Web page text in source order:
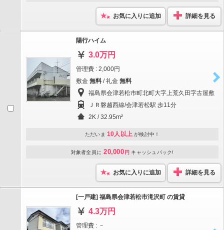
お気に入りに追加 詳細を見る
陽行ハイム
3.0万円
管理費 : 2,000円
敷金 無料 / 礼金 無料
福島県会津若松市町北町大字上荒久田字古屋敷
ＪＲ磐越西線/会津若松駅 歩11分
2K / 32.95m²
ただいま 10人以上 が検討中！
対象者全員に 20,000 円 キャッシュバック!
お気に入りに追加 詳細を見る
[一戸建] 福島県会津若松市滝沢町 の賃貸
4.3万円
管理費 : －